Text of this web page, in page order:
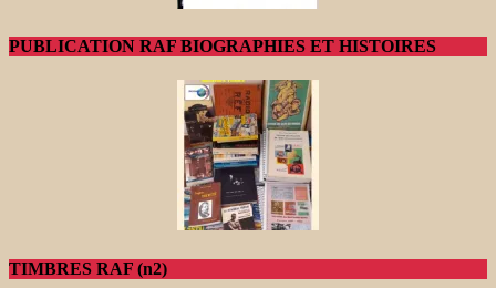
PUBLICATION RAF BIOGRAPHIES ET HISTOIRES
TIMBRES RAF (n2)